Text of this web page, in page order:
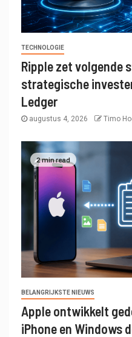
TECHNOLOGIE
Ripple zet volgende
strategische
Ledger
augustus 4, 2026 Timo
2 min read
BELANGRIJKSTE NIEUWS
Apple ontwikkelt
iPhone en Windows